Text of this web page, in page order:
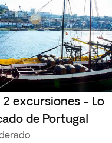
2 excursiones - Lo
de Portugal